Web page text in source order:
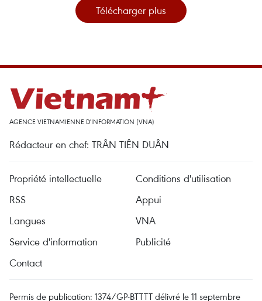
Télécharger plus
AGENCE VIETNAMIENNE D'INFORMATION (VNA)
Rédacteur en chef: TRÂN TIÊN DUÂN
Propriété intellectuelle
Conditions d'utilisation
RSS
Appui
Langues
VNA
Service d'information
Publicité
Contact
Permis de publication: 1374/GP-BTTTT délivré le 11 septembre